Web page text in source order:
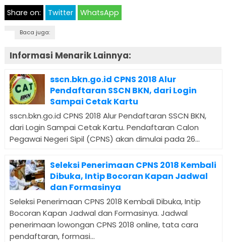
Share on: Twitter WhatsApp
Baca juga:
Informasi Menarik Lainnya:
sscn.bkn.go.id CPNS 2018 Alur
Pendaftaran SSCN BKN, dari Login
Sampai Cetak Kartu
sscn.bkn.go.id CPNS 2018 Alur Pendaftaran SSCN BKN,
dari Login Sampai Cetak Kartu. Pendaftaran Calon
Pegawai Negeri Sipil (CPNS) akan dimulai pada 26...
Seleksi Penerimaan CPNS 2018 Kembali
Dibuka, Intip Bocoran Kapan Jadwal
dan Formasinya
Seleksi Penerimaan CPNS 2018 Kembali Dibuka, Intip
Bocoran Kapan Jadwal dan Formasinya. Jadwal
penerimaan lowongan CPNS 2018 online, tata cara
pendaftaran, formasi...